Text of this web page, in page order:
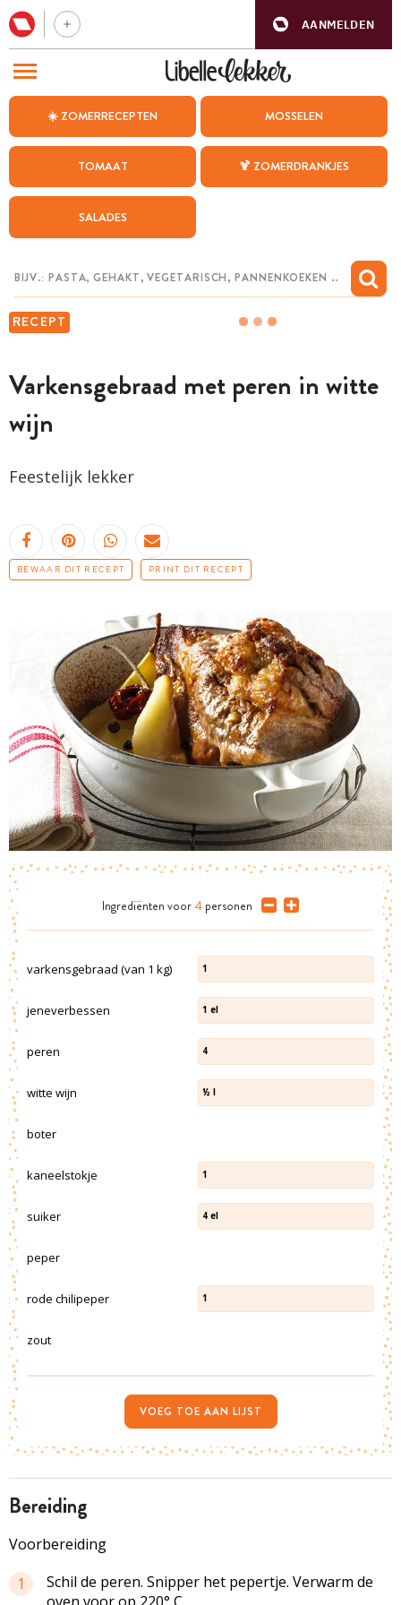
AANMELDEN
☀️ ZOMERRECEPTEN MOSSELEN
TOMAAT 🍹 ZOMERDRANKJES
SALADES
RECEPT
Varkensgebraad met peren in witte
wijn
Feestelijk lekker
BEWAAR DIT RECEPT PRINT DIT RECEPT
bereiding
Voorbereiding
1
Schil de peren. Snipper het pepertje. Verwarm de
oven voor op 220° C.
Ingrediënten voor 4 personen
varkensgebraad (van 1 kg) 1
jeneverbessen 1 el
peren 4
witte wijn ½ l
boter
kaneelstokje 1
suiker 4 el
peper
rode chilipeper 1
zout
VOEG TOE AAN LIJST
BEZOEK ONZE ANDERE WEBSITES
WEEKMENU
CHAT MET MAIA
MIJN BEWAARDE RECEPTEN